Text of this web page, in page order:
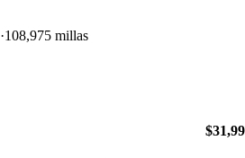
108,975 millas